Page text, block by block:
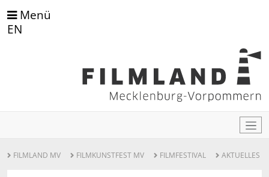
Menü
EN
FILMLAND MV FILMKUNSTFEST MV FILMFESTIVAL AKTUELLES